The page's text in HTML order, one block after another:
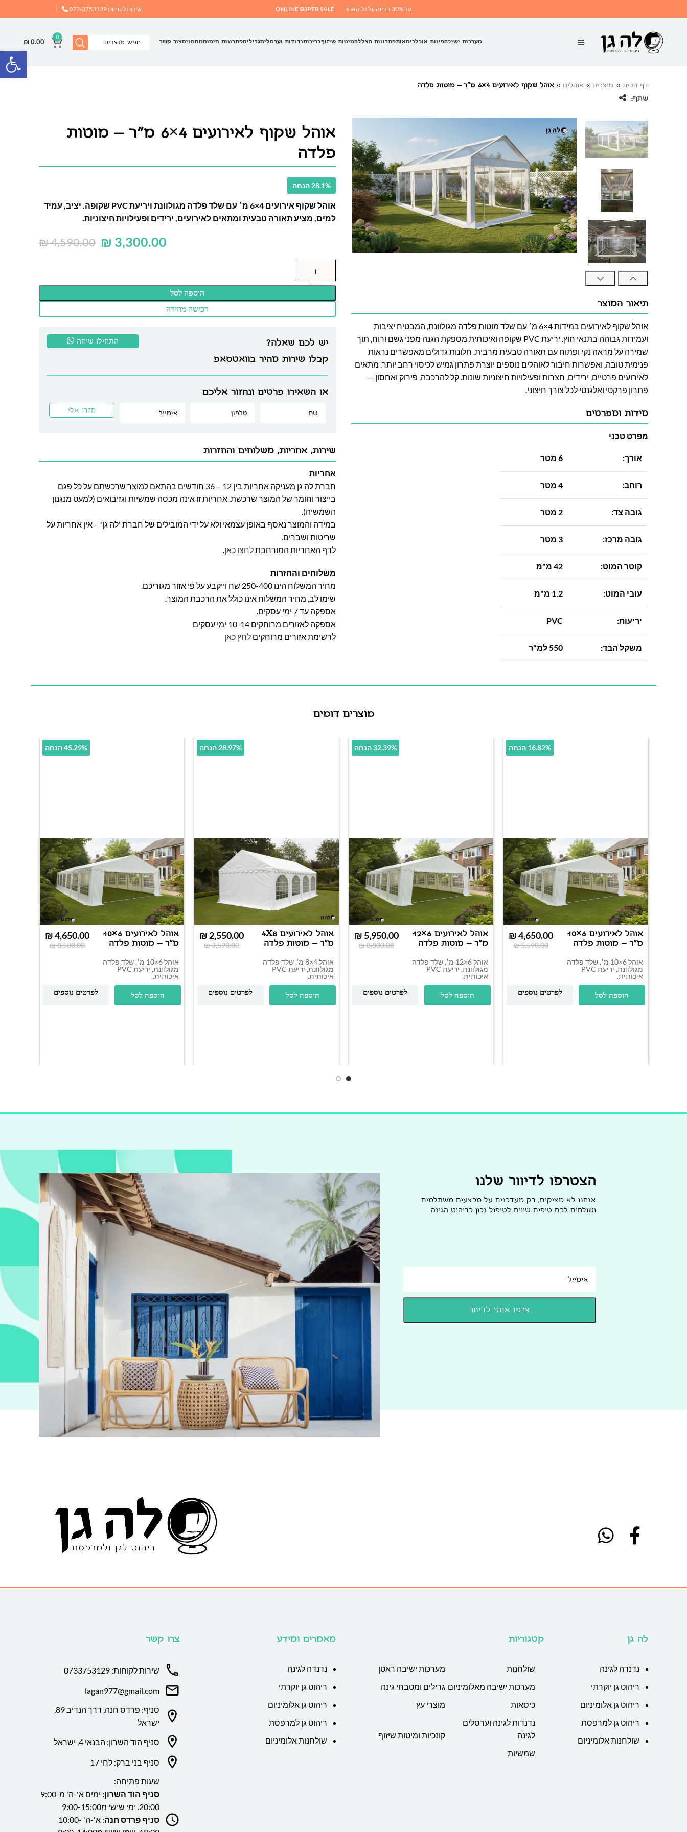
עד 30% הנחה על כל האתר ONLINE SUPER SALE שירות לקוחות073-3753129
מערכות ישיבהפינות אוכלכיסאותפתרונות הצללהמיטות שיזוףבריכותנדנדות וערסליםגריליםפתרונות חימוםמחסניםצור קשר
0
₪0.00
דף הבית » מוצרים » אוהלים » אוהל שקוף לאירועים 4×6 מ”ר – מוטות פלדה
שתף:
תיאור המוצר
אוהל שקוף לאירועים במידות 4×6 מ׳ עם שלד מוטות פלדה מגולוונת, המבטיח יציבות
ועמידות גבוהה בתנאי חוץ. יריעת PVC שקופה ואיכותית מספקת הגנה מפני גשם ורוח, תוך
שמירה על מראה נקי ופתוח עם תאורה טבעית מרבית. חלונות גדולים מאפשרים נראות
פנימית טובה, ואפשרות חיבור לאוהלים נוספים יוצרת פתרון גמיש לכיסוי רחב יותר. מתאים
לאירועים פרטיים, ירידים, חצרות ופעילויות חיצוניות שונות. קל להרכבה, פירוק ואחסון —
פתרון פרקטי ואלגנטי לכל צורך חיצוני.
מידות ומפרטים
מפרט טכני
אורך: 6 מטר
רוחב: 4 מטר
גובה צד: 2 מטר
גובה מרכז: 3 מטר
קוטר המוט: 42 מ"מ
עובי המוט: 1.2 מ"מ
יריעות: PVC
משקל הבד: 550 למ"ר
אוהל שקוף לאירועים 4×6 מ"ר – מוטות
פלדה
28.1% הנחה
אוהל שקוף אירועים 4×6 מ׳ עם שלד פלדה מגולוונת ויריעת PVC שקופה. יציב, עמיד
למים, מציע תאורה טבעית ומתאים לאירועים, ירידים ופעילויות חיצוניות.
₪4,590.00 ₪ 3,300.00
הוספה לסל
רכישה מהירה
יש לכם שאלה?
קבלו שירות מהיר בוואטסאפ
התחילו שיחה
או השאירו פרטים ונחזור אליכם
שירות, אחריות, משלוחים והחזרות
אחריות
חברת לה גן מעניקה אחריות בין 12 – 36 חודשים בהתאם למוצר שרכשתם על כל פגם
בייצור וחומר של המוצר שרכשת. אחריות זו אינה מכסה שמשיות וגזיבואים (למעט מנגנון
השמשיה).
במידה והמוצר נאסף באופן עצמאי ולא על ידי המובילים של חברת 'לה גן' – אין אחריות על
שריטות ושברים.
לדף האחריות המורחבתלחצו כאן.
משלוחים והחזרות
מחיר המשלוח הינו 250-400 שח וייקבע על פי אזור מגוריכם.
שימו לב, מחיר המשלוח אינו כולל את הרכבת המוצר.
אספקה עד 7 ימי עסקים.
אספקה לאזורים מרוחקים 10-14 ימי עסקים
לרשימת אזורים מרוחקים לחץ כאן
מוצרים דומים
16.82% הנחה
אוהל לאירועים 6×10
מ"ר – מוטות פלדה
אוהל 6×10 מ׳, שלד פלדה
מגולוונת, יריעת PVC
איכותית.
₪5,590.00
₪4,650.00
הוספה לסל לפרטים נוספים
32.39% הנחה
אוהל לאירועים 6×12
מ"ר – מוטות פלדה
אוהל 6×12 מ׳, שלד פלדה
מגולוונת, יריעת PVC
איכותית.
₪8,800.00
₪5,950.00
הוספה לסל לפרטים נוספים
28.97% הנחה
אוהל לאירועים 4X8
מ"ר – מוטות פלדה
אוהל 4×8 מ’, שלד פלדה
מגולוונת, יריעת PVC
איכותית.
₪3,590.00
₪2,550.00
הוספה לסל לפרטים נוספים
45.29% הנחה
אוהל לאירועים 6×10
מ"ר – מוטות פלדה
אוהל 6×10 מ׳, שלד פלדה
מגולוונת, יריעת PVC
איכותית.
₪8,500.00
₪4,650.00
הוספה לסל לפרטים נוספים
הצטרפו לדיוור שלנו
אנחנו לא מציקים, רק מעדכנים על מבצעים משתלמים
ושולחים לכם טיפים שווים לטיפול נכון בריהוט הגינה
לה גן
נדנדה לגינה
ריהוט גן יוקרתי
ריהוט גן אלומיניום
ריהוט גן למרפסת
שולחנות אלומיניום
קטגוריות
שולחנות
מערכות ישיבה ראטן
מערכות ישיבה מאלומיניום גרילים ומטבחי גינה
כיסאות
מוצרי עץ
נדנדות לגינה וערסלים
לגינה
קונכיות ומיטות שיזוף
שמשיות
מאמרים ומידע
נדנדה לגינה
ריהוט גן יוקרתי
ריהוט גן אלומיניום
ריהוט גן למרפסת
שולחנות אלומיניום
צרו קשר
שירות לקוחות: 0733753129
lagan977@gmail.com
סניף: פרדס חנה, דרך הנדיב 89,
ישראל
סניף הוד השרון: הבנאי 4, ישראל
סניף בני ברק: לחי 17
שעות פתיחה:
סניף הוד השרון:
ימים א'-ה' מ9:00-
20:00. ימי שישי מ9:00-15:00
סניף פרדס חנה
: א'-ה' 10:00-